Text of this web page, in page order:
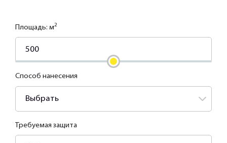
Площадь: м2
Способ нанесения
Выбрать
Требуемая защита